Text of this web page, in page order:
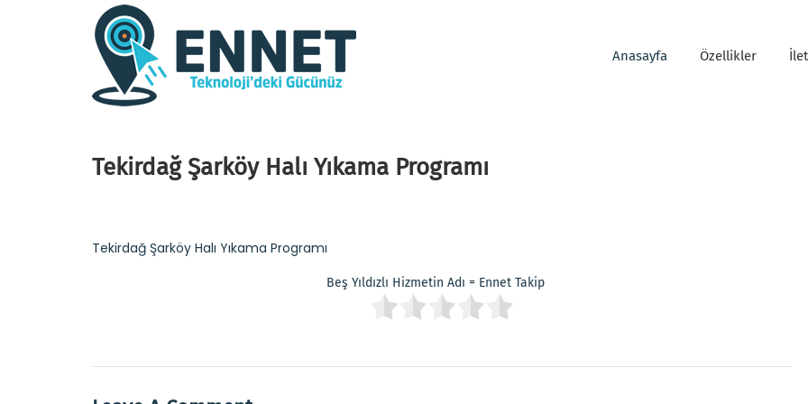
Anasayfa Özellikler
Tekirdağ Şarköy Halı Yıkama Programı
Tekirdağ Şarköy Halı Yıkama Programı
Beş Yıldızlı Hizmetin Adı = Ennet Takip